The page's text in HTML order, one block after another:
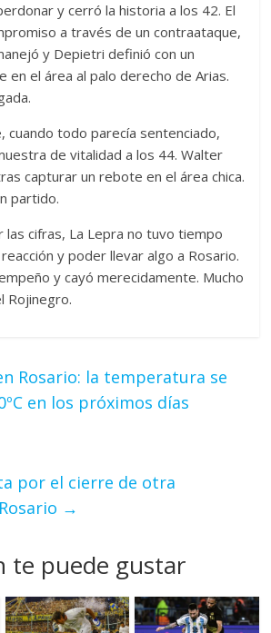
y cerró la historia a los 42. El
a través de un contraataque,
y Depietri definió con un
en el área al palo derecho de Arias.
cuando todo parecía sentenciado,
de vitalidad a los 44. Walter
capturar un rebote en el área chica.
partido.
las cifras, La Lepra no tuvo tiempo
y poder llevar algo a Rosario.
y cayó merecidamente. Mucho
Rojinegro.
Rosario: la temperatura se
en los próximos días
por el cierre de otra
→
te puede gustar